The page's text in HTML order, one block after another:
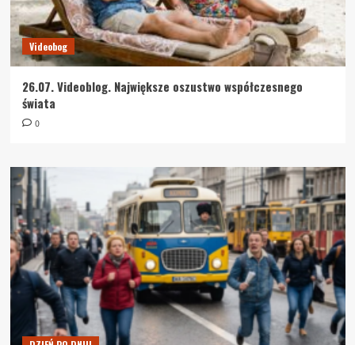
Videobog
26.07. Videoblog. Największe oszustwo współczesnego
świata
0